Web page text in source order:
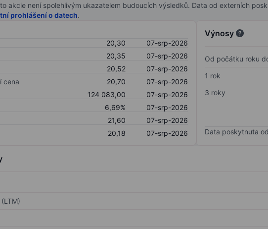
akcie není spolehlivým ukazatelem budoucích výsledků. Data od externích
prohlášení o datech.
20,30
07-srp-2026
20,35
07-srp-2026
20,52
07-srp-2026
cena
20,70
07-srp-2026
124 083,00
07-srp-2026
6,69%
07-srp-2026
21,60
07-srp-2026
20,18 07-srp-2026
Výnosy
Od počátku roku
1 rok
3 roky
Data poskytnuta od